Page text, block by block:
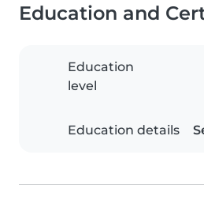
Education and
Education
level
Education details